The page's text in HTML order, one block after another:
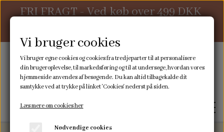
FRI FRAGT - Ved køb over 499 DKK
Vi bruger cookies
Vi bruger egne cookies og cookies fra tredjeparter til at personalisere
din brugeroplevelse, til markedsføring og til at undersøge, hvordan vores
hjemmeside anvendes af besøgende. Du kan altid tilbagekalde dit
samtykke ved at trykke på linket 'Cookies' nederst på siden.
Læs mere om cookies her
Nødvendige cookies